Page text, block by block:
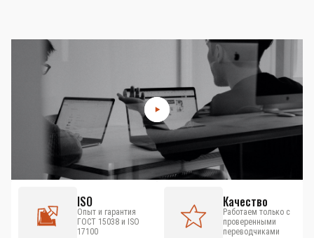
ISO
Опыт и гарантия
ГОСТ 15038 и ISO
17100
Качество
Работаем только с
проверенными
переводчиками